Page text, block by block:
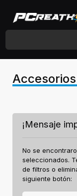
¡Mensaje
No se
seleccionados.
de filtros o
siguiente botón: